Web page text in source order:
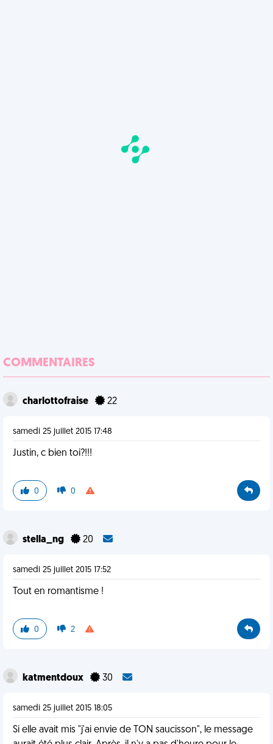
COMMENTAIRES
charlottofraise 22
samedi 25 juillet 2015 17:48
Justin, c bien toi?!!!
0 0
stella_ng 20
samedi 25 juillet 2015 17:52
Tout en romantisme !
0 2
katmentdoux 30
samedi 25 juillet 2015 18:05
Si elle avait mis "j'ai envie de TON saucisson", le message